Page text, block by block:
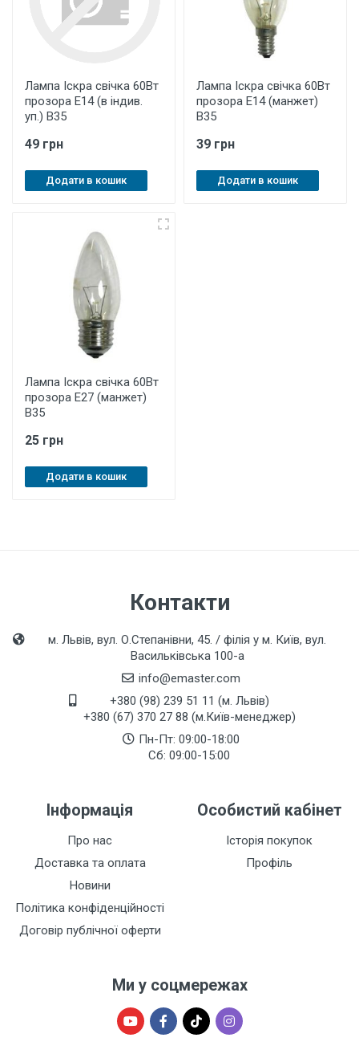
Лампа Іскра свічка 60Вт
прозора Е14 (в індив.
уп.) В35
49 грн
Додати в кошик
Лампа Іскра свічка 60Вт
прозора Е14 (манжет)
В35
39 грн
Додати в кошик
Лампа Іскра свічка 60Вт
прозора Е27 (манжет)
В35
25 грн
Додати в кошик
Контакти
м. Львів, вул. О.Степанівни, 45. / філія у м. Київ, вул.
Васильківська 100-а
info@emaster.com
+380 (98) 239 51 11 (м. Львів)
+380 (67) 370 27 88 (м.Київ-менеджер)
Пн-Пт: 09:00-18:00
Сб: 09:00-15:00
Інформація
Про нас
Доставка та оплата
Новини
Політика конфіденційності
Договір публічної оферти
Особистий кабінет
Історія покупок
Профіль
Ми у соцмережах